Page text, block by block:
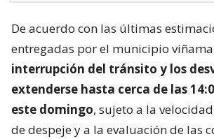
De acuerdo con las últimas
entregadas por el municipio
interrupción del tránsito y los
extenderse hasta cerca de las
este domingo, sujeto a la
de despeje y a la evaluación de las